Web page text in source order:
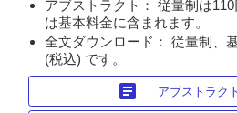
アブストラクト： 従量制は
は基本料金に含まれます。
全文ダウンロード： 従量制、
(税込) です。
article アブストラク